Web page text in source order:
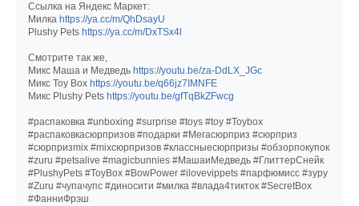
Ссылка на Яндекс Маркет:
Милка https://ya.cc/m/QhDsayU
Plushy Pets https://ya.cc/m/DxTSx4l
Смотрите так же,
Микс Маша и Медведь https://youtu.be/za-DdLX_JGc
Микс Toy Box https://youtu.be/q66jz7IMNFE
Микс Plushy Pets https://youtu.be/gfTqBkZFwcg
#распаковка #unboxing #surprise #toys #toy #Toybox
#распаковкасюрпризов #подарки #Мегасюрприз #сюрприз
#сюрпризmix #mixсюрпризов #классныесюрпризы #обзорпокупок
#zuru #petsalive #magicbunnies #МашаиМедведь #ГлиттерСнейк
#PlushyPets #ToyBox #BowPower #ilovevippets #парфюмисс #зуру
#Zuru #чупачупс #диносити #милка #влада4тикток #SecretBox
#ФанниФрэш